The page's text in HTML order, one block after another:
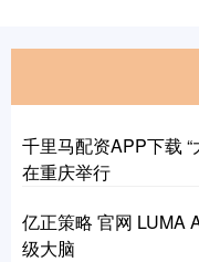
千里马配资APP下载 “
在重庆举行
亿正策略 官网 LUMA
级大脑